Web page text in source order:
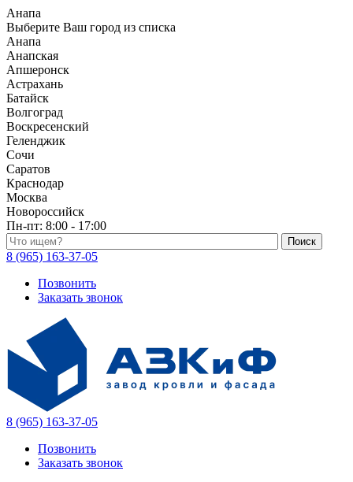
Анапа
Выберите Ваш город из списка
Анапа
Анапская
Апшеронск
Астрахань
Батайск
Волгоград
Воскресенский
Геленджик
Сочи
Саратов
Краснодар
Москва
Новороссийск
Пн-пт: 8:00 - 17:00
Поиск по каталогу
8 (965) 163-37-05
Позвонить
Заказать звонок
8 (965) 163-37-05
Позвонить
Заказать звонок